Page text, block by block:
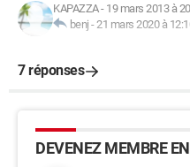
KAPAZZA- 19 mars 2013 à
benj -21 mars 2020 à
7 réponses
DEVENEZ MEMBRE